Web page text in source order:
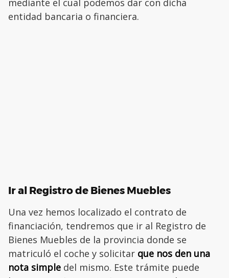
mediante el cual podemos dar con dicha
entidad bancaria o financiera.
Ir al Registro de Bienes Muebles
Una vez hemos localizado el contrato de
financiación, tendremos que ir al Registro de
Bienes Muebles de la provincia donde se
matriculó el coche y solicitar que nos den una
nota simple del mismo. Este trámite puede